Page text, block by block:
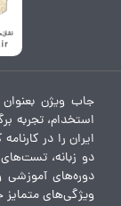
جاب ویژن
استخدام، تجربه
ایران را در
دو زبانه،
دوره‌های آموزشی
ویژگی‌های